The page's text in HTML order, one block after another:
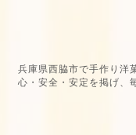
兵庫県西脇市で手作り洋
心・安全・安定を掲げ、